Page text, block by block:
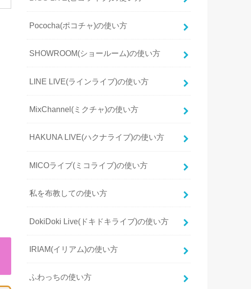
Pococha(ポコチャ)の使い方
SHOWROOM(ショールーム)の使い方
LINE LIVE(ラインライブ)の使い方
MixChannel(ミクチャ)の使い方
HAKUNA LIVE(ハクナライブ)の使い方
MICOライブ(ミコライブ)の使い方
私を布教しての使い方
DokiDoki Live(ドキドキライブ)の使い方
IRIAM(イリアム)の使い方
ふわっちの使い方